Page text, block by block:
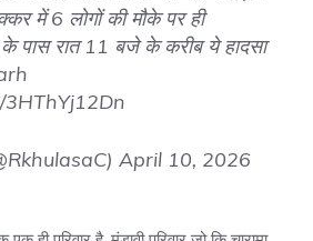
में 6 लोगों की मौके पर ही
के पास रात 11 बजे के करीब ये हादसा
April 10, 2026